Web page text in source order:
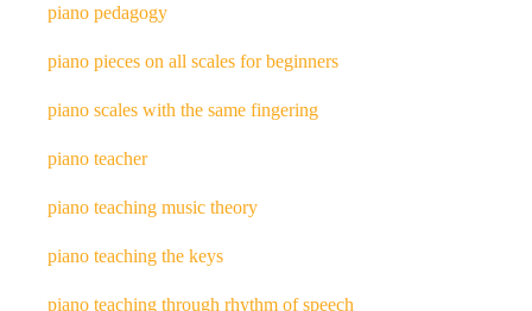
piano pedagogy
piano pieces on all scales for beginners
piano scales with the same fingering
piano teacher
piano teaching music theory
piano teaching the keys
piano teaching through rhythm of speech